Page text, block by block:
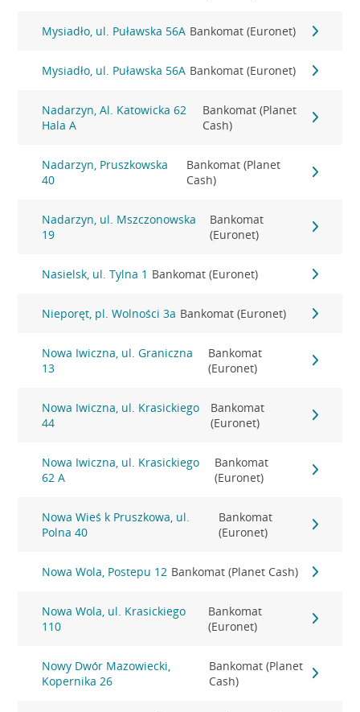
Mysiadło, ul. Puławska 56A Bankomat (Euronet)
Mysiadło, ul. Puławska 56A Bankomat (Euronet)
Nadarzyn, Al. Katowicka 62
Hala A
Bankomat (Planet
Cash)
Nadarzyn, Pruszkowska
40
Bankomat (Planet
Cash)
Nadarzyn, ul. Mszczonowska
19
Bankomat
(Euronet)
Nasielsk, ul. Tylna 1 Bankomat (Euronet)
Nieporęt, pl. Wolności 3a Bankomat (Euronet)
Nowa Iwiczna, ul. Graniczna
13
Bankomat
(Euronet)
Nowa Iwiczna, ul. Krasickiego
44
Bankomat
(Euronet)
Nowa Iwiczna, ul. Krasickiego
62 A
Bankomat
(Euronet)
Nowa Wieś k Pruszkowa, ul.
Polna 40
Bankomat
(Euronet)
Nowa Wola, Postepu 12 Bankomat (Planet Cash)
Nowa Wola, ul. Krasickiego
110
Bankomat
(Euronet)
Nowy Dwór Mazowiecki,
Kopernika 26
Bankomat (Planet
Cash)